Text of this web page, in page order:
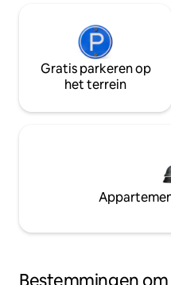
Gratis parkeren op
het terrein
Bestemmingen